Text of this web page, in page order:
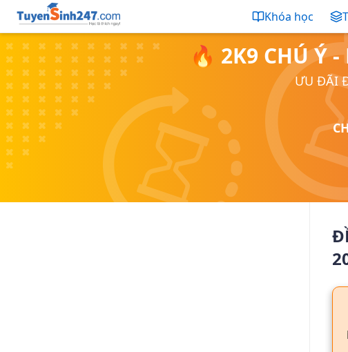
Khóa học
🔥 2K9 CHÚ Ý
ƯU ĐÃI